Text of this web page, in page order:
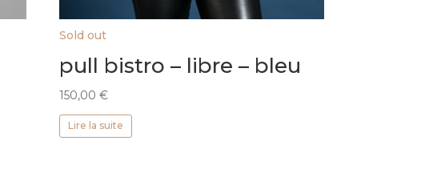
Sold out
pull bistro – libre – bleu
150,00€
Lire la suite